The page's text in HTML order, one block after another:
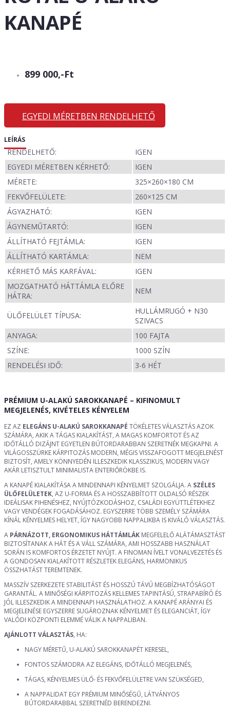
KANAPÉ
899 000,-Ft
EGYEDI MÉRETBEN RENDELHETŐ
LEÍRÁS
RENDELHETŐ:
IGEN
EGYEDI MÉRETBEN KÉRHETŐ:
IGEN
MÉRETE:
325×260×180 CM
FEKVŐFELÜLETE:
260×125 CM
ÁGYAZHATÓ:
IGEN
ÁGYNEMŰTARTÓ:
IGEN
ÁLLÍTHATÓ FEJTÁMLA:
IGEN
ÁLLÍTHATÓ KARTÁMLA:
NEM
KÉRHETŐ MÁS KARFÁVAL:
IGEN
MOZGATHATÓ HÁTTÁMLA ELŐRE
HÁTRA:
NEM
ÜLŐFELÜLET TÍPUSA:
HULLÁMRUGÓ + N30
SZIVACS
ANYAGA:
100 FAJTA
SZÍNE:
1000 SZÍN
RENDELÉSI IDŐ:
3-6 HÉT
PRÉMIUM U-ALAKÚ SAROKKANAPÉ – KIFINOMULT
MEGJELENÉS, KIVÉTELES KÉNYELEM
EZ AZ ELEGÁNS U-ALAKÚ SAROKKANAPÉ TÖKÉLETES VÁLASZTÁS AZOK
SZÁMÁRA, AKIK A TÁGAS KIALAKÍTÁST, A MAGAS KOMFORTOT ÉS AZ
IDŐTÁLLÓ DIZÁJNT EGYETLEN BÚTORDARABBAN SZERETNÉK MEGKAPNI. A
VILÁGOSSZÜRKE KÁRPITOZÁS MODERN, MÉGIS VISSZAFOGOTT MEGJELENÉST
BIZTOSÍT, AMELY KÖNNYEDÉN ILLESZKEDIK KLASSZIKUS, MODERN VAGY
AKÁR LETISZTULT MINIMALISTA ENTERIŐRÖKBE IS.
A KANAPÉ KIALAKÍTÁSA A MINDENNAPI KÉNYELMET SZOLGÁLJA. A SZÉLES
ÜLŐFELÜLETEK, AZ U-FORMA ÉS A HOSSZABBÍTOTT OLDALSÓ RÉSZEK
IDEÁLISAK PIHENÉSHEZ, NYÚJTÓZKODÁSHOZ, CSALÁDI EGYÜTTLÉTEKHEZ
VAGY VENDÉGEK FOGADÁSÁHOZ. EGYSZERRE TÖBB SZEMÉLY SZÁMÁRA
KÍNÁL KÉNYELMES HELYET, ÍGY NAGYOBB NAPPALIKBA IS KIVÁLÓ VÁLASZTÁS.
A PÁRNÁZOTT, ERGONOMIKUS HÁTTÁMLÁK MEGFELELŐ ALÁTÁMASZTÁST
BIZTOSÍTANAK A HÁT ÉS A VÁLL SZÁMÁRA, AMI HOSSZABB HASZNÁLAT
SORÁN IS KOMFORTOS ÉRZETET NYÚJT. A FINOMAN ÍVELT VONALVEZETÉS ÉS
A GONDOSAN KIALAKÍTOTT RÉSZLETEK ELEGÁNS, HARMONIKUS
ÖSSZHATÁST TEREMTENEK.
MASSZÍV SZERKEZETE STABILITÁST ÉS HOSSZÚ TÁVÚ MEGBÍZHATÓSÁGOT
GARANTÁL. A MINŐSÉGI KÁRPITOZÁS KELLEMES TAPINTÁSÚ, STRAPABÍRÓ ÉS
JÓL ILLESZKEDIK A MINDENNAPI HASZNÁLATHOZ. A KANAPÉ ARÁNYAI ÉS
MEGJELENÉSE EGYSZERRE SUGÁROZNAK KÉNYELMET ÉS ELEGANCIÁT, ÍGY
VALÓDI KÖZPONTI ELEMMÉ VÁLIK A NAPPALIBAN.
AJÁNLOTT VÁLASZTÁS, HA:
NAGY MÉRETŰ, U-ALAKÚ SAROKKANAPÉT KERESEL,
FONTOS SZÁMODRA AZ ELEGÁNS, IDŐTÁLLÓ MEGJELENÉS,
TÁGAS, KÉNYELMES ÜLŐ- ÉS FEKVŐFELÜLETRE VAN SZÜKSÉGED,
A NAPPALIDAT EGY PRÉMIUM MINŐSÉGŰ, LÁTVÁNYOS
BÚTORDARABBAL SZERETNÉD BERENDEZNI.